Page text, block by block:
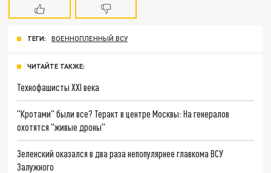
ТЕГИ: ВОЕННОПЛЕННЫЙ ВСУ
ЧИТАЙТЕ ТАКЖЕ:
Технофашисты XXI века
"Кротами" были все? Теракт в центре Москвы: На генералов
охотятся "живые дроны"
Зеленский оказался в два раза непопулярнее главкома ВСУ
Залужного